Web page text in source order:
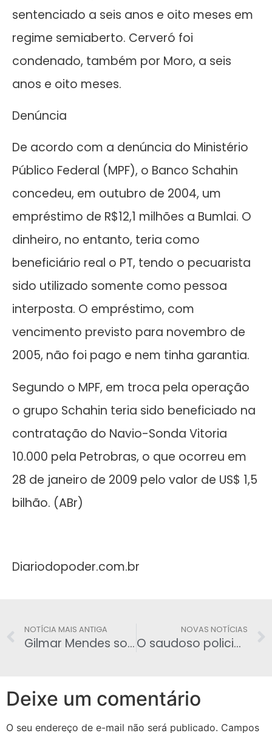
sentenciado a seis anos e oito meses em
regime semiaberto. Cerveró foi
condenado, também por Moro, a seis
anos e oito meses.
Denúncia
De acordo com a denúncia do Ministério
Público Federal (MPF), o Banco Schahin
concedeu, em outubro de 2004, um
empréstimo de R$12,1 milhões a Bumlai. O
dinheiro, no entanto, teria como
beneficiário real o PT, tendo o pecuarista
sido utilizado somente como pessoa
interposta. O empréstimo, com
vencimento previsto para novembro de
2005, não foi pago e nem tinha garantia.
Segundo o MPF, em troca pela operação
o grupo Schahin teria sido beneficiado na
contratação do Navio-Sonda Vitoria
10.000 pela Petrobras, o que ocorreu em
28 de janeiro de 2009 pelo valor de US$ 1,5
bilhão. (ABr)
Diariodopoder.com.br
NOTÍCIA MAIS ANTIGA
Gilmar Mendes solta Paulo Vieira de Souza pela segunda vez
NOVAS NOTÍCIAS
O saudoso policial Claudionor Silva o Kojak, com o policial aposentado Delson Pedraça
Deixe um comentário
O seu endereço de e-mail não será publicado. Campos